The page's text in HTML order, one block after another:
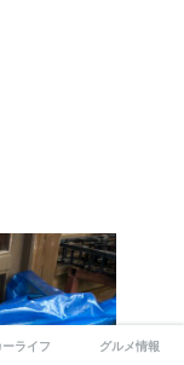
ーライフ グルメ情報